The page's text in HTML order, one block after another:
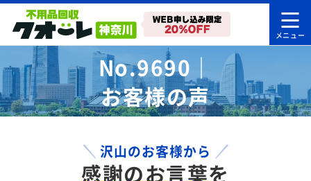
No.9690｜
お客様の声
沢山のお客様から
感謝のお言葉を